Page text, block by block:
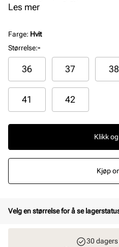
tekniske tekstilmaterialet i
foten, og strikklissene er
funksjonen. Yttersålen er
lett, mykt, responsivt og
Gummipartiene under
øker slitestyrken. Skoen
aktiviteter!
Les mer
Farge: Hvit
Størrelse:-
36 37 38
41 42
Klikk
Kjøp
Velg en størrelse for å se
30